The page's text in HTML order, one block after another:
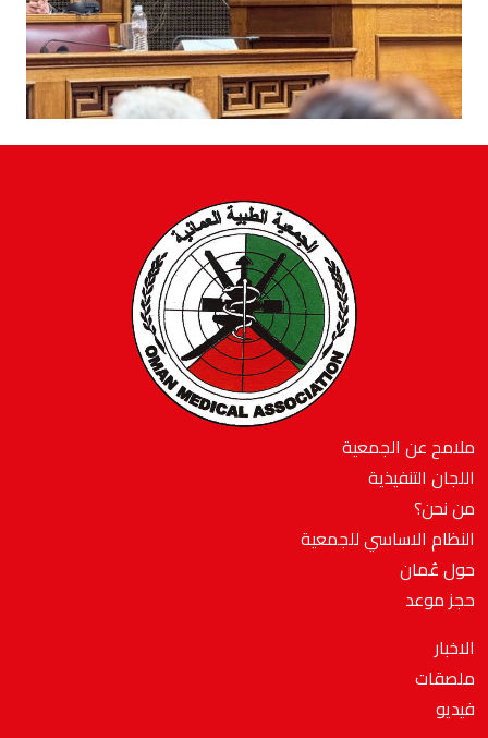
ملامح عن الجمعية
اللجان التنفيذية
من نحن؟
النظام الاساسي للجمعية
حول عُمان
حجز موعد
الاخبار
ملصقات
فيديو